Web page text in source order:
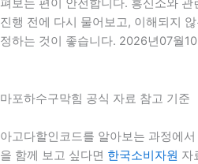
진행 전에 다시 물어보고, 이해되지
정하는 것이 좋습니다. 2026년07월
마포하수구막힘 공식 자료 참고 기준
아고다할인코드를 알아보는 과정에
을 함께 보고 싶다면 한국소비자원 자